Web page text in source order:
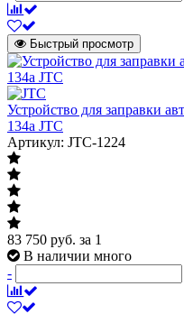
Быстрый просмотр
Устройство для заправки
134а JTC
Артикул: JTC-1224
83 750 руб. за 1
В наличии много
-